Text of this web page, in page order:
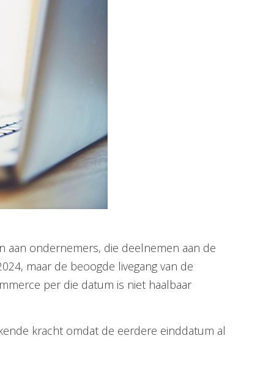
aan ondernemers, die deelnemen aan de
maar de beoogde livegang van de
per die datum is niet haalbaar
kracht omdat de eerdere einddatum al